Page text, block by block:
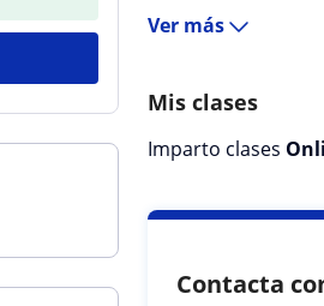
Ver más
Mis clases
Imparto clases
Contacta